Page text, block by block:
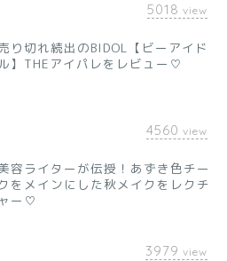
5018 view
り切れ続出のBIDOL【ビーアイド
】THEアイパレをレビュー♡
4560 view
容ライターが伝授！あずき色チー
をメインにした秋メイクをレクチ
ャー♡
3979 view